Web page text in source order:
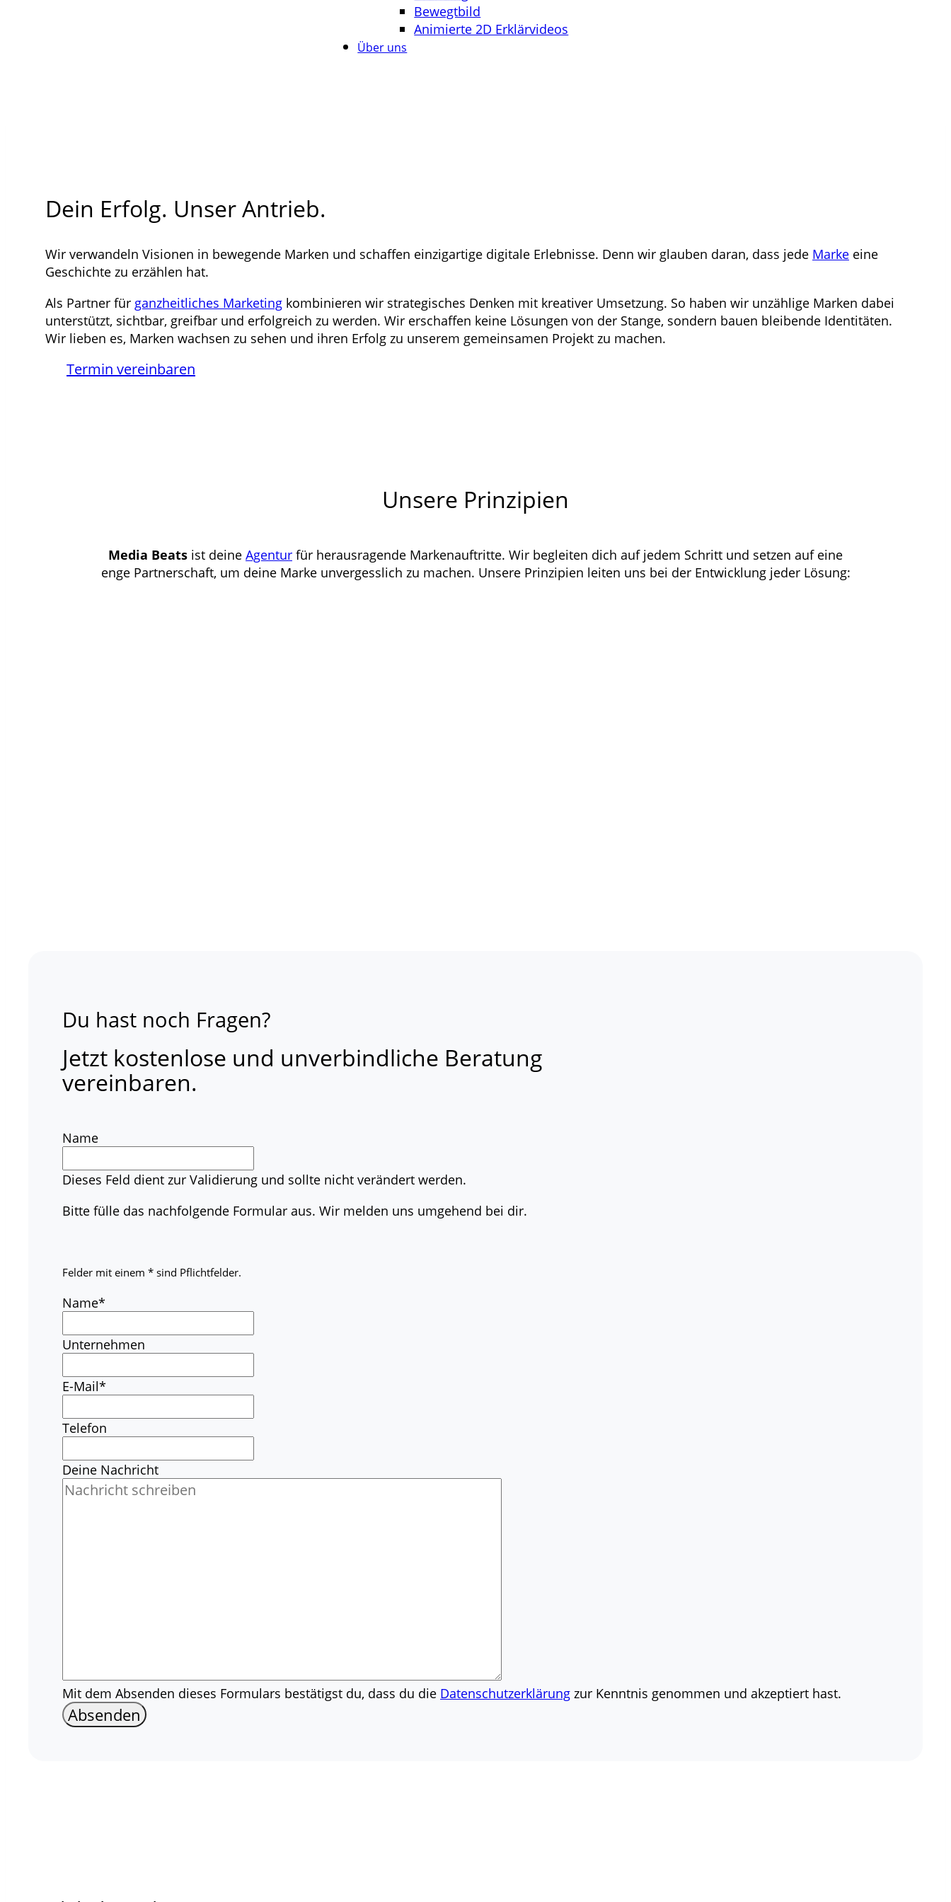
Bewegtbild
Animierte 2D Erklärvideos
Über uns
Dein Erfolg. Unser Antrieb.
Wir verwandeln Visionen in bewegende Marken und schaffen einzigartige digitale Erlebnisse. Denn wir glauben daran, dass jede Marke eine
Geschichte zu erzählen hat.
Als Partner für ganzheitliches Marketing kombinieren wir strategisches Denken mit kreativer Umsetzung. So haben wir unzählige Marken dabei
unterstützt, sichtbar, greifbar und erfolgreich zu werden. Wir erschaffen keine Lösungen von der Stange, sondern bauen bleibende Identitäten.
Wir lieben es, Marken wachsen zu sehen und ihren Erfolg zu unserem gemeinsamen Projekt zu machen.
Termin vereinbaren
Unsere Prinzipien
Media Beats ist deine Agentur für herausragende Markenauftritte. Wir begleiten dich auf jedem Schritt und setzen auf eine
enge Partnerschaft, um deine Marke unvergesslich zu machen. Unsere Prinzipien leiten uns bei der Entwicklung jeder Lösung:
Du hast noch Fragen?
Jetzt kostenlose und unverbindliche Beratung
vereinbaren.
Name
Dieses Feld dient zur Validierung und sollte nicht verändert werden.
Bitte fülle das nachfolgende Formular aus. Wir melden uns umgehend bei dir.
Felder mit einem * sind Pflichtfelder.
Name*
Unternehmen
E-Mail*
Telefon
Deine Nachricht
Mit dem Absenden dieses Formulars bestätigst du, dass du die Datenschutzerklärung zur Kenntnis genommen und akzeptiert hast.